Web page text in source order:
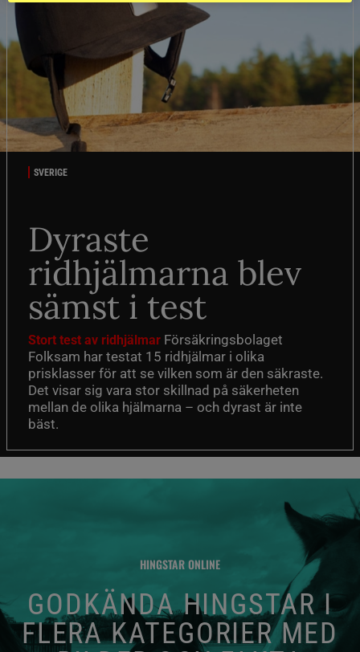
SVERIGE
Dyraste
ridhjälmarna blev
sämst i test
Stort test av ridhjälmar Försäkringsbolaget
Folksam har testat 15 ridhjälmar i olika
prisklasser för att se vilken som är den säkraste.
Det visar sig vara stor skillnad på säkerheten
mellan de olika hjälmarna – och dyrast är inte
bäst.
HINGSTAR ONLINE
GODKÄNDA HINGSTAR I
FLERA KATEGORIER MED